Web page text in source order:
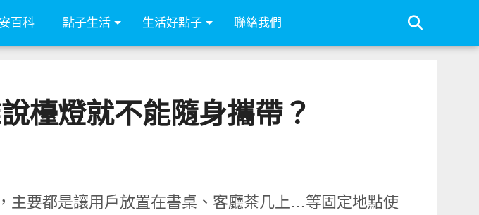
百科 點子生活 生活好點子 聯絡我們
檯燈就不能隨身攜帶？
主要都是讓用戶放置在書桌、客廳茶几上…等固定地點使